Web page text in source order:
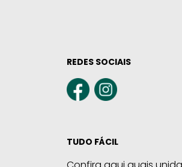
REDES SOCIAIS
TUDO FÁCIL